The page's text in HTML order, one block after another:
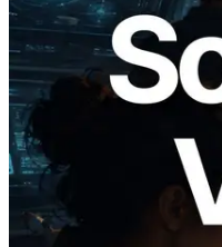
2026.05.24
Validators
Analyzer —
produção de
responsável